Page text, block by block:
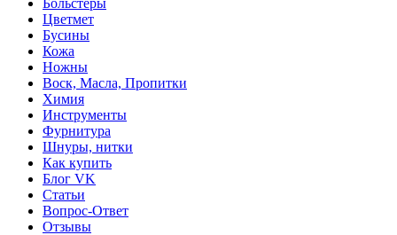
Цветмет
Бусины
Кожа
Ножны
Воск, Масла, Пропитки
Химия
Инструменты
Фурнитура
Шнуры, нитки
Как купить
Блог VK
Статьи
Вопрос-Ответ
Отзывы